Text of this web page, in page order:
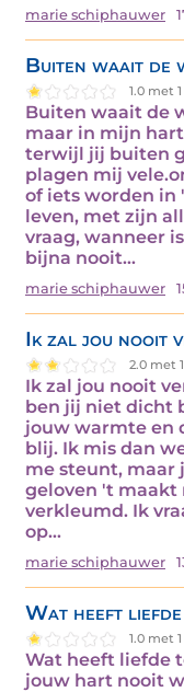
marie schiphauwer
Buiten waait de
1.0 met
Buiten waait de
maar in mijn
terwijl jij buiten
plagen mij
of iets worden in
leven, met zijn
vraag, wanneer
bijna nooit…
marie schiphauwer
Ik zal jou nooit
2.0 met
Ik zal jou nooit
ben jij niet dicht
jouw warmte en
blij. Ik mis dan
me steunt, maar
geloven 't maakt
verkleumd. Ik
op…
marie schiphauwer
Wat heeft
1.0 met
Wat heeft liefde
jouw hart nooit